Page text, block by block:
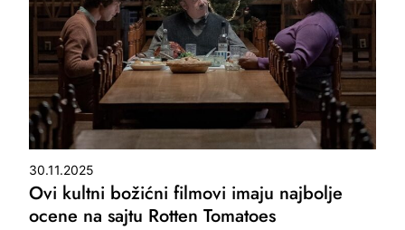
30.11.2025
Ovi kultni božićni filmovi imaju najbolje
ocene na sajtu Rotten Tomatoes